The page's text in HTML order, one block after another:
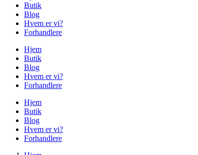
Butik
Blog
Hvem er vi?
Forhandlere
Hjem
Butik
Blog
Hvem er vi?
Forhandlere
Hjem
Butik
Blog
Hvem er vi?
Forhandlere